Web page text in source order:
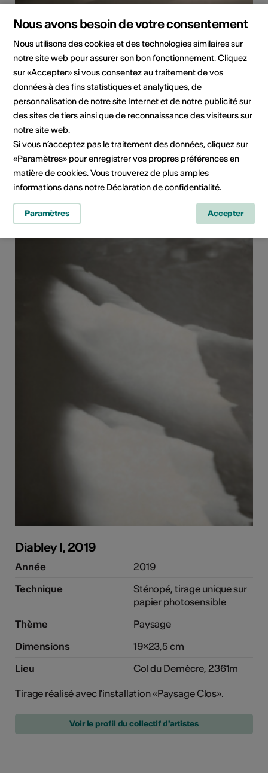
Grand Chavalard II, 2019
Année
2019
Technique
Sténopé, tirage unique sur
papier photosensible
Thème
Dimensions
19×23,5 cm
Lieu
Col du Demècre, 2361m
Diabley I, 2019
Année
2019
Technique
Sténopé, tirage unique sur
papier photosensible
Thème
Paysage
Dimensions
19×23,5 cm
Lieu
Col du Demècre, 2361m
Tirage réalisé avec l'installation «Paysage Clos».
Voir le profil du collectif d'artistes
Nous avons besoin de votre consentement
Nous utilisons des cookies et des technologies similaires sur
notre site web pour assurer son bon fonctionnement. Cliquez
sur «Accepter» si vous consentez au traitement de vos
données à des fins statistiques et analytiques, de
personnalisation de notre site Internet et de notre publicité sur
des sites de tiers ainsi que de reconnaissance des visiteurs sur
notre site web.
Si vous n’acceptez pas le traitement des données, cliquez sur
«Paramètres» pour enregistrer vos propres préférences en
matière de cookies. Vous trouverez de plus amples
informations dans notre Déclaration de confidentialité.
Paramètres Accepter